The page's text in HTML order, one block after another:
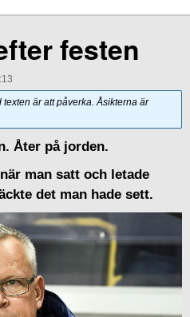
festen
är att påverka. Åsikterna är
Åter på jorden.
man satt och letade
det man hade sett.